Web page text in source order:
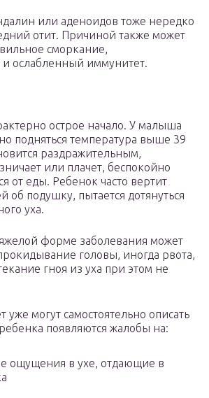
или аденоидов тоже нередко
отит. Причиной также может
сморкание,
ослабленный иммунитет.
острое начало. У малыша
подняться температура выше 39
раздражительным,
или плачет, беспокойно
от еды. Ребенок часто вертит
об подушку, пытается дотянуться
уха.
форме заболевания может
головы, иногда рвота,
гноя из уха при этом не
уже могут самостоятельно описать
появляются жалобы на:
ощущения в ухе, отдающие в